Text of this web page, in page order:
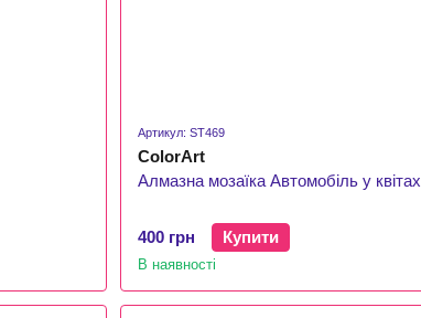
Артикул: ST469
ColorArt
Алмазна мозаїка Автомобіль у квітах
400 грн Купити
В наявності